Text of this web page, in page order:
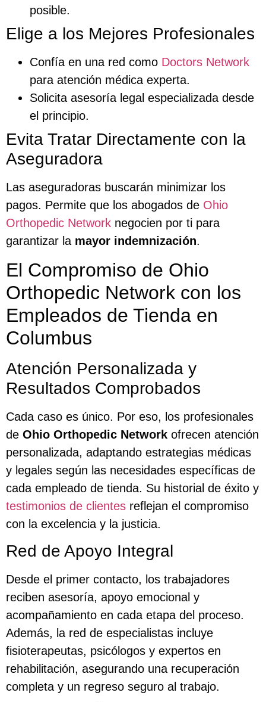
posible.
Elige a los Mejores Profesionales
Confía en una red como Doctors Network
para atención médica experta.
Solicita asesoría legal especializada desde
el principio.
Evita Tratar Directamente con la
Aseguradora
Las aseguradoras buscarán minimizar los
pagos. Permite que los abogados de Ohio
Orthopedic Network negocien por ti para
garantizar la mayor indemnización.
El Compromiso de Ohio
Orthopedic Network con los
Empleados de Tienda en
Columbus
Atención Personalizada y
Resultados Comprobados
Cada caso es único. Por eso, los profesionales
de Ohio Orthopedic Network ofrecen atención
personalizada, adaptando estrategias médicas
y legales según las necesidades específicas de
cada empleado de tienda. Su historial de éxito y
testimonios de clientes reflejan el compromiso
con la excelencia y la justicia.
Red de Apoyo Integral
Desde el primer contacto, los trabajadores
reciben asesoría, apoyo emocional y
acompañamiento en cada etapa del proceso.
Además, la red de especialistas incluye
fisioterapeutas, psicólogos y expertos en
rehabilitación, asegurando una recuperación
completa y un regreso seguro al trabajo.